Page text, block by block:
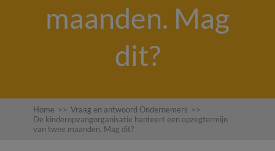
maanden. Mag
dit?
Home >> Vraag en antwoord Ondernemers >>
De kinderopvangorganisatie hanteert een opzegtermijn
van twee maanden. Mag dit?